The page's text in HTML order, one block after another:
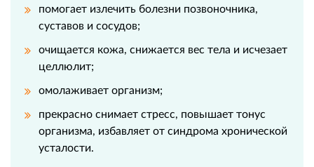
помогает излечить болезни позвоночника,
суставов и сосудов;
очищается кожа, снижается вес тела и исчезает
целлюлит;
омолаживает организм;
прекрасно снимает стресс, повышает тонус
организма, избавляет от синдрома хронической
усталости.